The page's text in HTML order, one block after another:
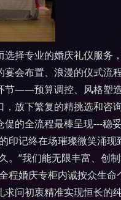
择专业的婚庆礼仪服
会布置、浪漫的仪式
节——预算调控、风格塑
，放下繁复的精挑选和
的全流程最棒呈现---
印记终在场璀璨微笑涌
。“我们能无限丰富、
程婚庆专柜内诚按众生
问初衷精准实现恒长